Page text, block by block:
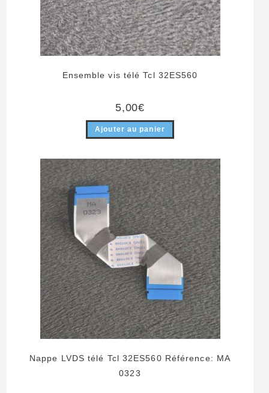
Ensemble vis télé Tcl 32ES560
5,00€
Ajouter au panier
Nappe LVDS télé Tcl 32ES560 Référence: MA
0323